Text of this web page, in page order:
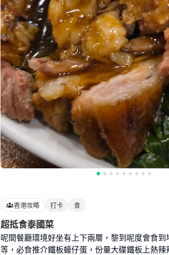
香港攻略 打卡 食
超抵食泰國菜
呢間餐廳環境好坐有上下兩層，黎到呢度會食
等，必食推介鐵板蠔仔蛋，份量大碟鐵板上熱